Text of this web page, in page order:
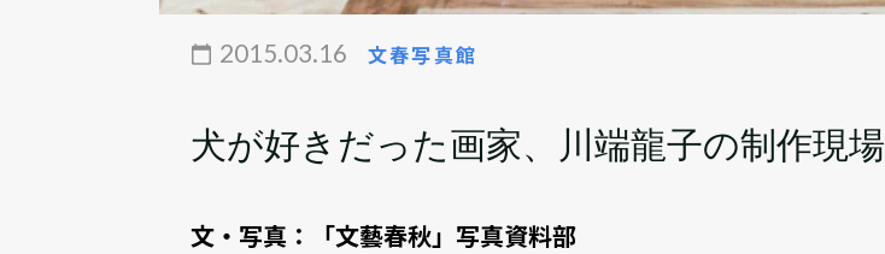
2015.03.16 文春写真館
犬が好きだった画家、川端龍子の制作現場
文・写真： 「文藝春秋」写真資料部